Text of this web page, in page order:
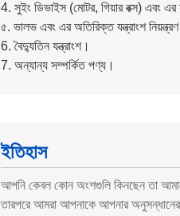
4. সুইং ডিভাইস (মোটর, গিয়ার বক্স) এবং এর
৫. ভালভ এবং এর অতিরিক্ত যন্ত্রাংশ
6. বৈদ্যুতিন যন্ত্রাংশ।
7. অন্যান্য সম্পর্কিত পণ্য।
ইতিহাস
আপনি কেবল কোন অংশগুলি কিনছেন তা
তারপরে আমরা আপনাকে আপনার অনুসন্ধানের